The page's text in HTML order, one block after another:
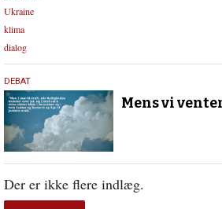
Ukraine
klima
dialog
13.
maj
2026
DEBAT
Mens vi
Der er ikke flere indlæg.